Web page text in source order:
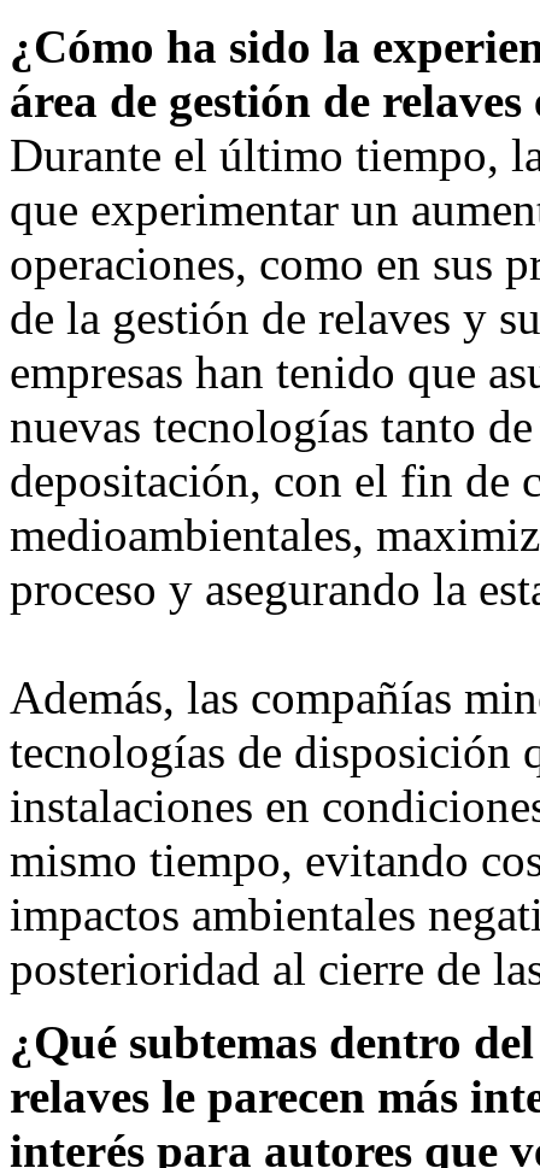
¿Cómo ha sido la
área de gestión de
Durante el último tiempo,
que experimentar un
operaciones, como en sus
de la gestión de relaves y
empresas han tenido que
nuevas tecnologías tanto
depositación, con el fin de
medioambientales,
proceso y asegurando la
Además, las compañías
tecnologías de disposición
instalaciones en
mismo tiempo, evitando
impactos ambientales
posterioridad al cierre de
¿Qué subtemas dentro
relaves le parecen más
interés para autores que